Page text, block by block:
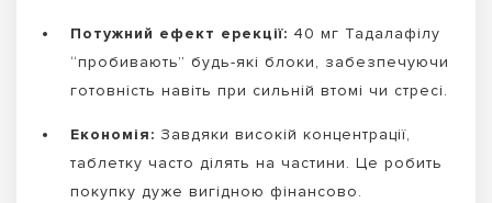
Потужний ефект ерекції: 40 мг Тадалафілу
“пробивають” будь-які блоки, забезпечуючи
готовність навіть при сильній втомі чи стресі.
Економія: Завдяки високій концентрації,
таблетку часто ділять на частини. Це робить
покупку дуже вигідною фінансово.